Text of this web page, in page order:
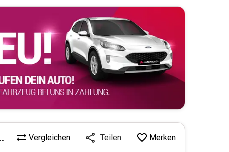
Vergleichen Teilen Merken